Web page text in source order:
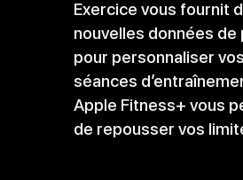
Exercice vous fournit
nouvelles données de
pour personnaliser vos
séances
Apple Fitness+ vous
de repousser vos